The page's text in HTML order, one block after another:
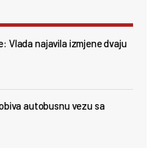
Vlada najavila izmjene dvaju
autobusnu vezu sa